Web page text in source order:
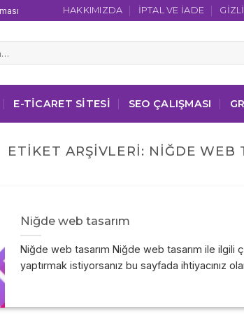
HAKKIMIZDA İPTAL VE İADE
E-TICARET SITESI SEO ÇALIŞMASI
ETIKET ARŞIVLERI: NIĞDE WEB
Niğde web tasarım
Niğde web tasarım Niğde web tasarım ile ilgili
yaptırmak istiyorsanız bu sayfada ihtiyacınız